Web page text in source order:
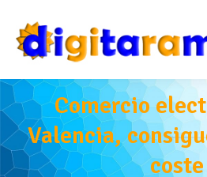
Comercio
Valencia,
coste